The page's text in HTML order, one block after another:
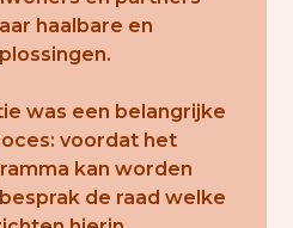
haalbare en
was een belangrijke
voordat het
kan worden
de raad welke